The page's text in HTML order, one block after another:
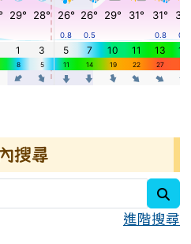
搜尋
進階搜尋